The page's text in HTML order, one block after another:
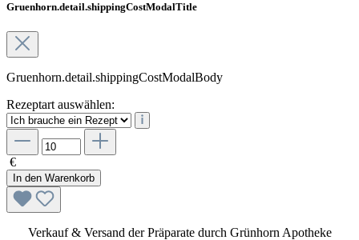
Gruenhorn.detail.shippingCostModalTitle
Gruenhorn.detail.shippingCostModalBody
Rezeptart auswählen:
€
In den Warenkorb
Verkauf & Versand der Präparate durch Grünhorn Apotheke